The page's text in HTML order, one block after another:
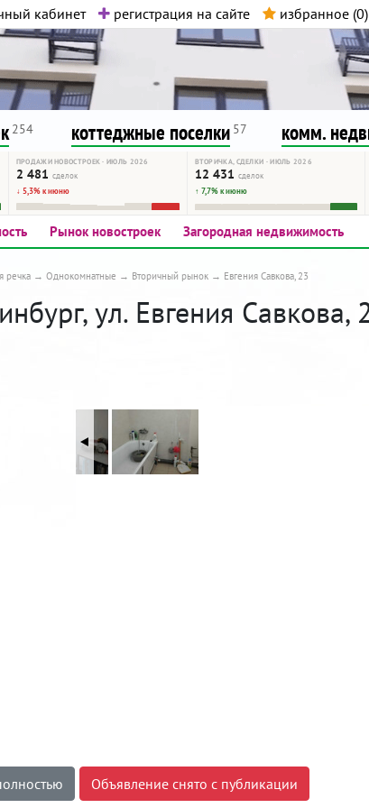
кабинет регистрация на сайте избранное (0)
шок-контента.
вам. Удачи!
254 коттеджные поселки 57 комм.
ПРОДАЖИ НОВОСТРОЕК · ИЮЛЬ 2026
2 481 сделок
↓ 5,3% к июню
ВТОРИЧКА, СДЕЛКИ · ИЮЛЬ 2026
12 431 сделок
↑ 7,7% к июню
Рынок новостроек Загородная недвижимость
речка Однокомнатные Вторичный рынок Евгения Савкова, 23
ул. Евгения Савкова,
Объявление снято с публикации